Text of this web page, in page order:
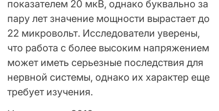
показателем 20 мкВ, однако буквально за
пару лет значение мощности вырастает до
22 микровольт. Исследователи уверены,
что работа с более высоким напряжением
может иметь серьезные последствия для
нервной системы, однако их характер еще
требует изучения.